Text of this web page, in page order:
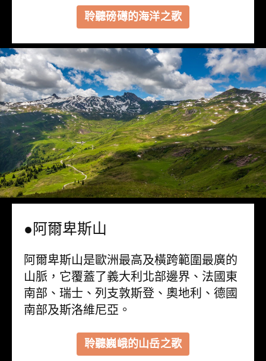
聆聽磅礡的海洋之歌
●阿爾卑斯山
阿爾卑斯山是歐洲最高及橫跨範圍最廣的
山脈，它覆蓋了義大利北部邊界、法國東
南部、瑞士、列支敦斯登、奧地利、德國
南部及斯洛維尼亞。
聆聽巍峨的山岳之歌